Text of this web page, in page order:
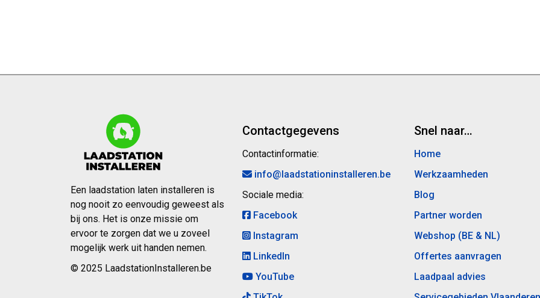
Een laadstation laten installeren is
nog nooit zo eenvoudig geweest als
bij ons. Het is onze missie om
ervoor te zorgen dat we u zoveel
mogelijk werk uit handen nemen.
© 2025 LaadstationInstalleren.be
Contactgegevens
Contactinformatie:
info@laadstationinstalleren.be
Sociale media:
Facebook
Instagram
LinkedIn
YouTube
Snel naar…
Home
Werkzaamheden
Blog
Partner worden
Webshop (BE & NL)
Offertes aanvragen
Laadpaal advies